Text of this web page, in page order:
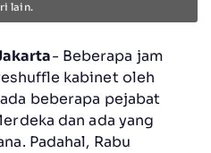
lain.
- Beberapa jam
kabinet oleh
beberapa pejabat
dan ada yang
Padahal, Rabu